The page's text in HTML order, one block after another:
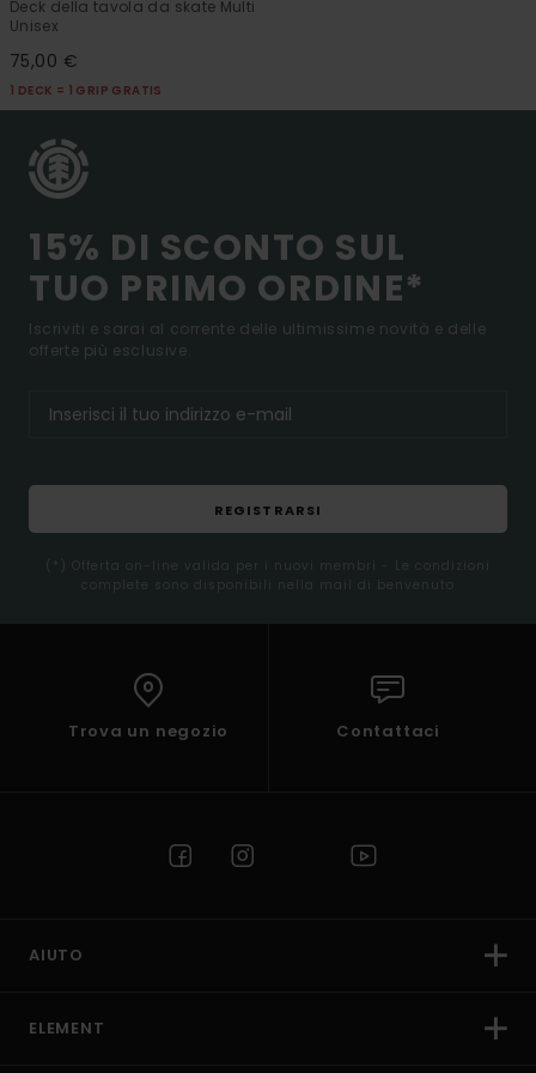
Deck della tavola da skate Multi
Unisex
75,00 €
1 DECK = 1 GRIP GRATIS
15% DI SCONTO SUL
TUO PRIMO ORDINE*
Iscriviti e sarai al corrente delle ultimissime novità e delle
offerte più esclusive.
REGISTRARSI
(*) Offerta on-line valida per i nuovi membri - Le condizioni
complete sono disponibili nella mail di benvenuto
Trova un negozio Contattaci
AIUTO
ELEMENT